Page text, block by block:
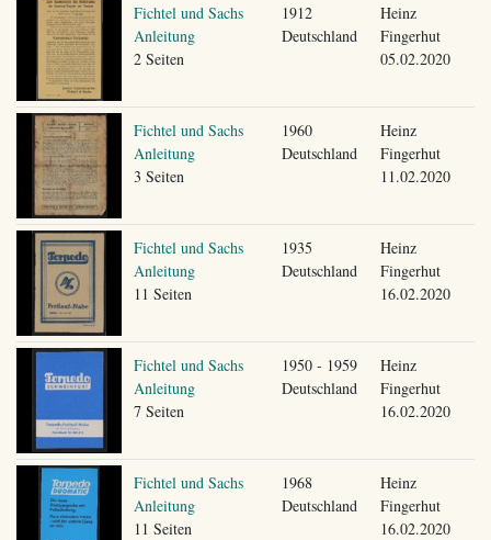
Fichtel und Sachs
Anleitung
2 Seiten
1912
Deutschland
Heinz
Fingerhut
05.02.2020
Fichtel und Sachs
Anleitung
3 Seiten
1960
Deutschland
Heinz
Fingerhut
11.02.2020
Fichtel und Sachs
Anleitung
11 Seiten
1935
Deutschland
Heinz
Fingerhut
16.02.2020
Fichtel und Sachs
Anleitung
7 Seiten
1950 - 1959
Deutschland
Heinz
Fingerhut
16.02.2020
Fichtel und Sachs
Anleitung
11 Seiten
1968
Deutschland
Heinz
Fingerhut
16.02.2020